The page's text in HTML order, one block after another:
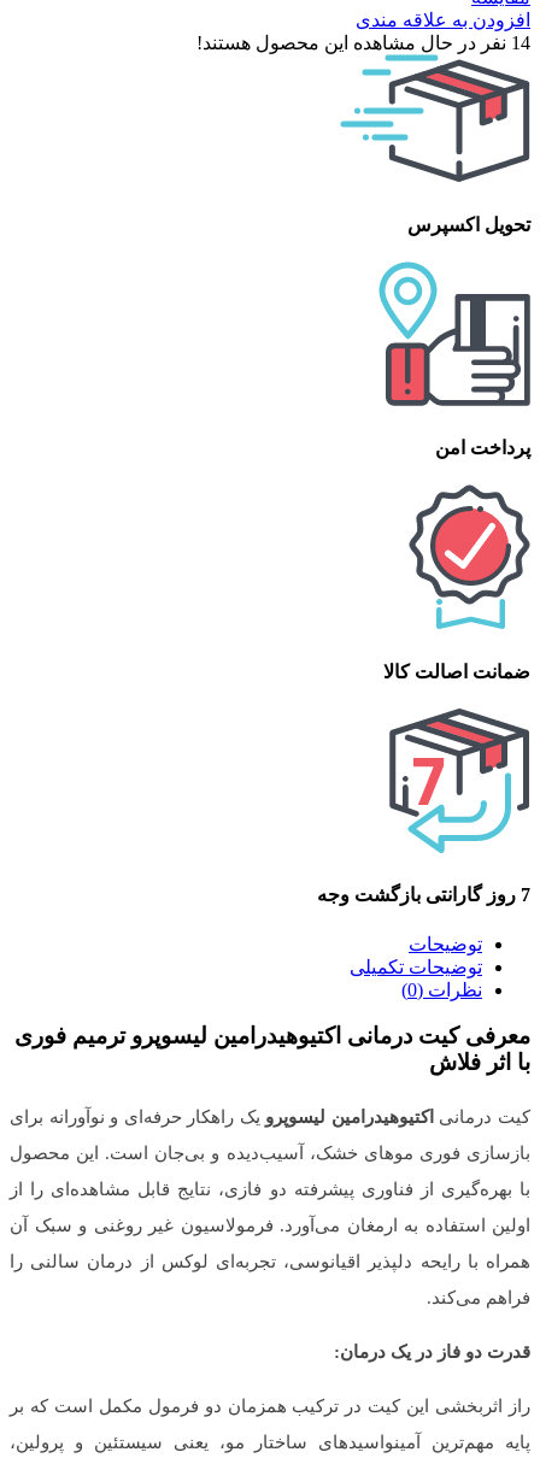
افزودن به علاقه مندی
14 نفر در حال مشاهده این محصول هستند!
تحویل اکسپرس
پرداخت امن
ضمانت اصالت کالا
7 روز گارانتی بازگشت وجه
توضیحات
توضیحات تکمیلی
نظرات (0)
معرفی کیت درمانی اکتیوهیدرامین لیسوپرو ترمیم فوری
با اثر فلاش
کیت درمانی اکتیوهیدرامین لیسوپرو یک راهکار حرفه‌ای و نوآورانه برای
بازسازی فوری موهای خشک، آسیب‌دیده و بی‌جان است. این محصول
با بهره‌گیری از فناوری پیشرفته دو فازی، نتایج قابل مشاهده‌ای را از
اولین استفاده به ارمغان می‌آورد. فرمولاسیون غیر روغنی و سبک آن
همراه با رایحه دلپذیر اقیانوسی، تجربه‌ای لوکس از درمان سالنی را
فراهم می‌کند.
قدرت دو فاز در یک درمان:
راز اثربخشی این کیت در ترکیب همزمان دو فرمول مکمل است که بر
پایه مهم‌ترین آمینواسیدهای ساختار مو، یعنی سیستئین و پرولین،